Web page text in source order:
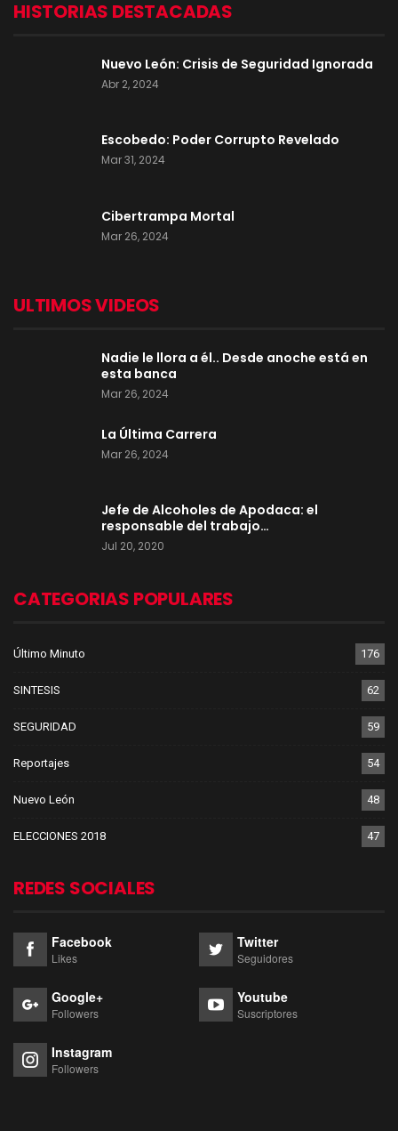
HISTORIAS DESTACADAS
Nuevo León: Crisis de Seguridad Ignorada
Abr 2, 2024
Escobedo: Poder Corrupto Revelado
Mar 31, 2024
Cibertrampa Mortal
Mar 26, 2024
ULTIMOS VIDEOS
Nadie le llora a él.. Desde anoche está en
esta banca
Mar 26, 2024
La Última Carrera
Mar 26, 2024
Jefe de Alcoholes de Apodaca: el
responsable del trabajo…
Jul 20, 2020
CATEGORIAS POPULARES
Último Minuto 176
SINTESIS 62
SEGURIDAD 59
Reportajes 54
Nuevo León 48
ELECCIONES 2018 47
REDES SOCIALES
Facebook
Likes
Twitter
Seguidores
Google+
Followers
Youtube
Suscriptores
Instagram
Followers